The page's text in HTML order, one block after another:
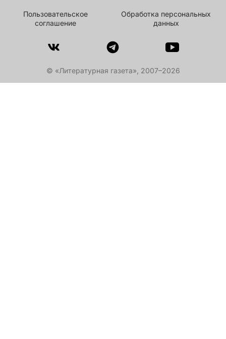
Пользовательское
соглашение
Обработка персональных
данных
© «Литературная газета», 2007–2026